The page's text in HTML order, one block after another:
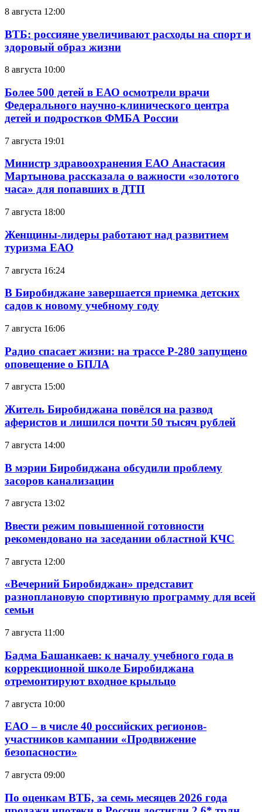
8 августа 12:00
ВТБ: россияне увеличивают расходы на спорт и
здоровый образ жизни
8 августа 10:00
Более 500 детей в ЕАО осмотрели врачи
Федерального научно-клинического центра
детей и подростков ФМБА России
7 августа 19:01
Министр здравоохранения ЕАО Анастасия
Мартынова рассказала о важности «золотого
часа» для попавших в ДТП
7 августа 18:00
Женщины-лидеры работают над развитием
туризма ЕАО
7 августа 16:24
В Биробиджане завершается приемка детских
садов к новому учебному году
7 августа 16:06
Радио спасает жизни: на трассе Р-280 запущено
оповещение о БПЛА
7 августа 15:00
Житель Биробиджана повёлся на развод
аферистов и лишился почти 50 тысяч рублей
7 августа 14:00
В мэрии Биробиджана обсудили проблему
засоров канализации
7 августа 13:02
Ввести режим повышенной готовности
рекомендовано на заседании областной КЧС
7 августа 12:00
«Вечерний Биробиджан» представит
разноплановую спортивную программу для всей
семьи
7 августа 11:00
Бадма Башанкаев: к началу учебного года в
коррекционной школе Биробиджана
отремонтируют входное крыльцо
7 августа 10:00
ЕАО – в числе 40 российских регионов-
участников кампании «Продвижение
безопасности»
7 августа 09:00
По оценкам ВТБ, за семь месяцев 2026 года